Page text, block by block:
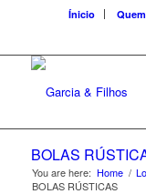
Ínicio
BOLAS
You are here: Home /
BOLAS RÚSTICAS